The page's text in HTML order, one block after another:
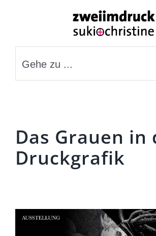
Gehe zu ...
Das Grauen in
Druckgrafik